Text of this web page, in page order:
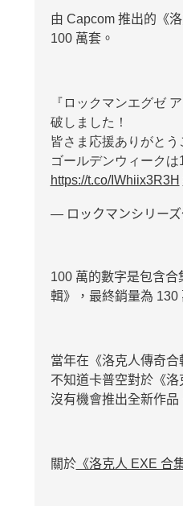
由 Capcom 推出的《
100 萬套。
『ロックマンエグゼ
破しました！
皆さま応援ありがとう
ゴールデンウィーク
https://t.co/IWhiix3R3H
— ロックマンシリー
100 萬的數字是包含
輯》，最終銷量為 130
當年在《洛克人傳奇
不知道卡普空對於《
沒有機會推出全新作品
關於《洛克人 EXE 合